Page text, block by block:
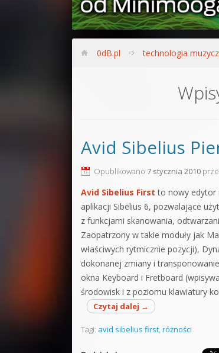
0dB.pl technologia
Avid Sibelius
Opublikowano 7 stycznia 2010
Avid Sibelius First to nowy edytor
aplikacji Sibelius 6, pozwalające
z funkcjami skanowania,
Zaopatrzony w takie moduły jak
właściwych rytmicznie pozycji),
dokonanej zmiany i
okna Keyboard i Fretboard
środowisk i z poziomu klawiatury
Czytaj dalej →
Tagi: avid sibelius first, różności